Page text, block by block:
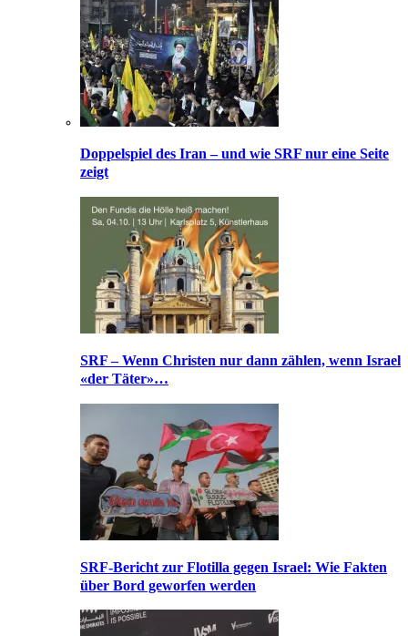
Doppelspiel des Iran – und wie SRF nur eine Seite
zeigt
SRF – Wenn Christen nur dann zählen, wenn Israel
«der Täter»…
SRF-Bericht zur Flotilla gegen Israel: Wie Fakten
über Bord geworfen werden